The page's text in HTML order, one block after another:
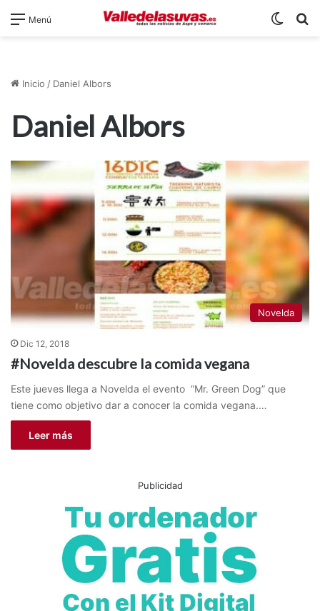
Menú
Inicio / Daniel Albors
Daniel Albors
Novelda
Dic 12, 2018
#Novelda descubre la comida vegana
Este jueves llega a Novelda el evento “Mr. Green Dog” que
tiene como objetivo dar a conocer la comida vegana.…
Leer más
Publicidad